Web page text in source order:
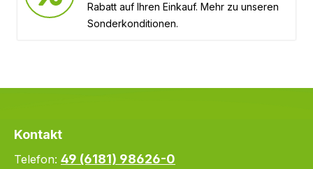
Rabatt auf Ihren Einkauf. Mehr zu unseren
Sonderkonditionen.
Kontakt
Telefon: 49 (6181) 98626-0